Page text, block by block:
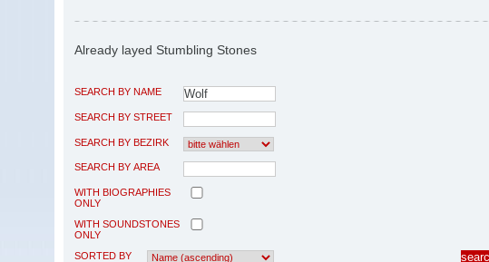
Already layed Stumbling Stones
SEARCH BY NAME
SEARCH BY STREET
SEARCH BY BEZIRK
SEARCH BY AREA
WITH BIOGRAPHIES
ONLY
WITH SOUNDSTONES
ONLY
SORTED BY